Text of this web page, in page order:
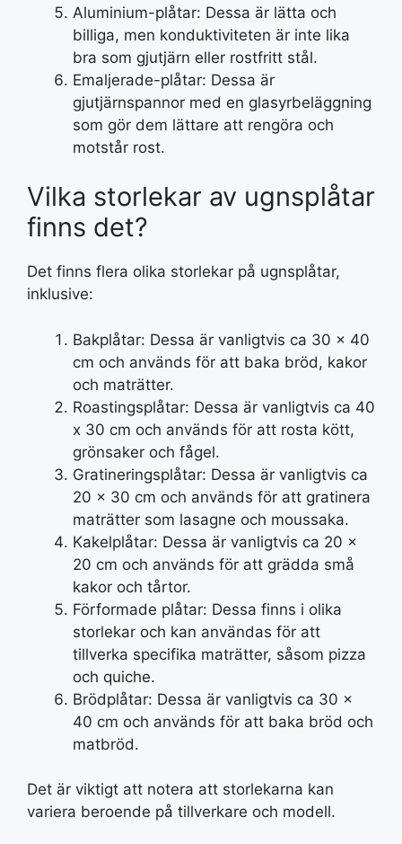
Aluminium-plåtar: Dessa är lätta och
billiga, men konduktiviteten är inte lika
bra som gjutjärn eller rostfritt stål.
Emaljerade-plåtar: Dessa är
gjutjärnspannor med en glasyrbeläggning
som gör dem lättare att rengöra och
motstår rost.
Vilka storlekar av ugnsplåtar
finns det?
Det finns flera olika storlekar på ugnsplåtar,
inklusive:
Bakplåtar: Dessa är vanligtvis ca 30 x 40
cm och används för att baka bröd, kakor
och maträtter.
Roastingsplåtar: Dessa är vanligtvis ca 40
x 30 cm och används för att rosta kött,
grönsaker och fågel.
Gratineringsplåtar: Dessa är vanligtvis ca
20 x 30 cm och används för att gratinera
maträtter som lasagne och moussaka.
Kakelplåtar: Dessa är vanligtvis ca 20 x
20 cm och används för att grädda små
kakor och tårtor.
Förformade plåtar: Dessa finns i olika
storlekar och kan användas för att
tillverka specifika maträtter, såsom pizza
och quiche.
Brödplåtar: Dessa är vanligtvis ca 30 x
40 cm och används för att baka bröd och
matbröd.
Det är viktigt att notera att storlekarna kan
variera beroende på tillverkare och modell.